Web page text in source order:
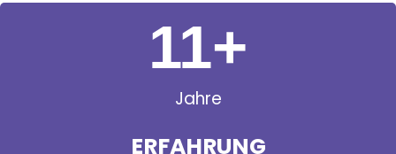
Jahre
ERFAHRUNG
11+